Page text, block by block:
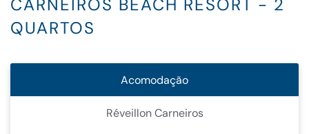
CARNEIROS BEACH RESORT - 2
QUARTOS
Acomodação
Réveillon Carneiros